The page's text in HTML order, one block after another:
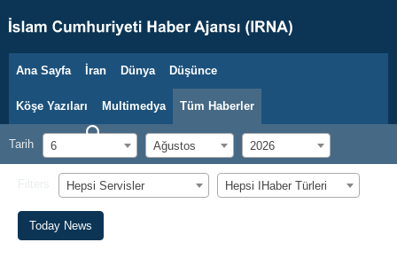
6 Ağustos 2026
Ana Sayfa İran Dünya Düşünce
Köşe Yazıları Multimedya Tüm Haberler
Tarih 6 Ağustos 2026
Hepsi Servisler Hepsi اHaber Türleri
Today News